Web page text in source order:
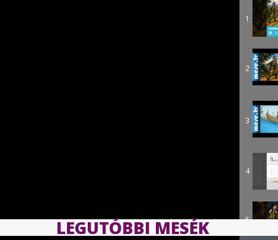
1
2
3
4
5
LEGUTÓBBI MESÉK